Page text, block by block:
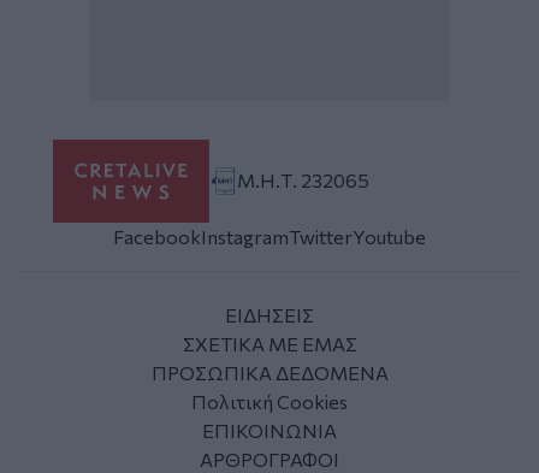
Μ.Η.Τ. 232065
FacebookInstagramTwitterYoutube
ΕΙΔΗΣΕΙΣ
ΣΧΕΤΙΚΑ ΜΕ ΕΜΑΣ
ΠΡΟΣΩΠΙΚΑ ΔΕΔΟΜΕΝΑ
Πολιτική Cookies
ΕΠΙΚΟΙΝΩΝΙΑ
ΑΡΘΡΟΓΡΑΦΟΙ